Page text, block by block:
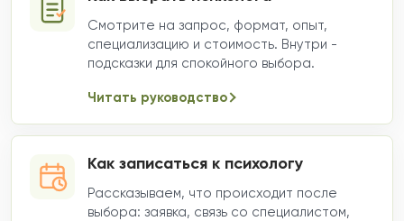
Смотрите на запрос, формат, опыт,
специализацию и стоимость. Внутри -
подсказки для спокойного выбора.
Читать руководство
Как записаться к психологу
Рассказываем, что происходит после
выбора: заявка, связь со специалистом,